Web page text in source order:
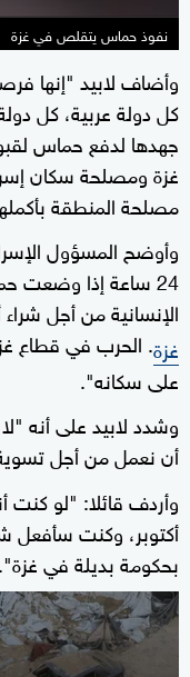
نفوذ حماس يتقلص في غزة
وأضاف لابيد "إنها
كل دولة عربية، كل
جهدها لدفع حماس
غزة ومصلحة سكان
مصلحة المنطقة
وأوضح المسؤول
24 ساعة إذا
الإنسانية من أجل
غزة. الحرب في قطاع
على سكانه".
وشدد لابيد على أنه
أن نعمل من أجل
أكتوبر، وكنت سأفعل
بحكومة بديلة في غزة".